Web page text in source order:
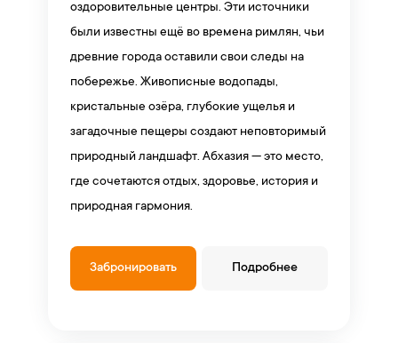
оздоровительные центры. Эти источники
были известны ещё во времена римлян, чьи
древние города оставили свои следы на
побережье. Живописные водопады,
кристальные озёра, глубокие ущелья и
загадочные пещеры создают неповторимый
природный ландшафт. Абхазия — это место,
где сочетаются отдых, здоровье, история и
природная гармония.
Забронировать Подробнее